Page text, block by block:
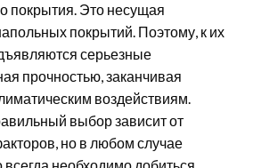
покрытия. Это несущая
покрытий. Поэтому, к их
серьезные
прочностью, заканчивая
воздействиям.
выбор зависит от
но в любом случае